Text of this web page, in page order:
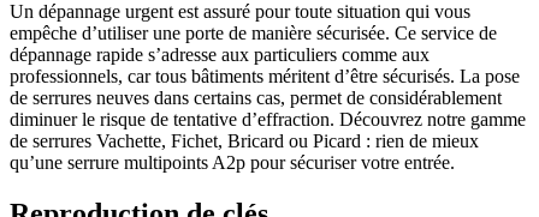
Un dépannage urgent est assuré pour toute situation qui vous
empêche d’utiliser une porte de manière sécurisée. Ce service de
dépannage rapide s’adresse aux particuliers comme aux
professionnels, car tous bâtiments méritent d’être sécurisés. La pose
de serrures neuves dans certains cas, permet de considérablement
diminuer le risque de tentative d’effraction. Découvrez notre gamme
de serrures Vachette, Fichet, Bricard ou Picard : rien de mieux
qu’une serrure multipoints A2p pour sécuriser votre entrée.